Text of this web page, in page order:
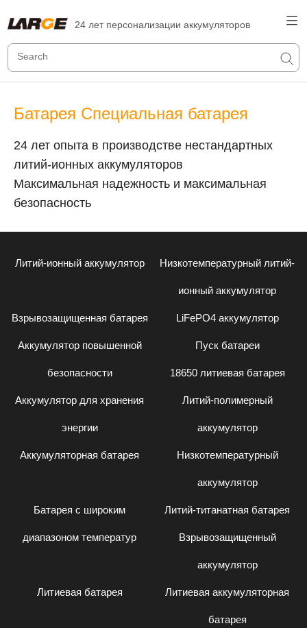
24 лет персонализации аккумуляторов
Батарея Специальная батарея
24 лет опыта в производстве нестандартных
литий-ионных аккумуляторов
Максимальная надежность и максимальная
безопасность
Литий-ионный аккумулятор Низкотемпературный литий-
ионный аккумулятор
Взрывозащищенная батарея LiFePO4 аккумулятор
Аккумулятор повышенной
безопасности
Пуск батареи
18650 литиевая батарея
Аккумулятор для хранения
энергии
Литий-полимерный
аккумулятор
Аккумуляторная батарея Низкотемпературный
аккумулятор
Батарея с широким
диапазоном температур
Литий-титанатная батарея
Взрывозащищенный
аккумулятор
Литиевая батарея Литиевая аккумуляторная
батарея